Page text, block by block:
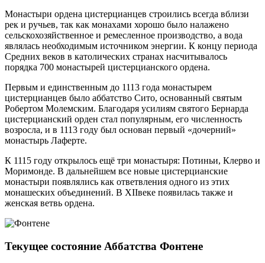
Монастыри ордена цистерцианцев строились всегда вблизи
рек и ручьев, так как монахами хорошо было налажено
сельскохозяйственное и ремесленное производство, а вода
являлась необходимым источником энергии. К концу периода
Средних веков в католических странах насчитывалось
порядка 700 монастырей цистерцианского ордена.
Первым и единственным до 1113 года монастырем
цистерцианцев было аббатство Сито, основанный святым
Робертом Молемским. Благодаря усилиям святого Бернарда
цистерцианский орден стал популярным, его численность
возросла, и в 1113 году был основан первый «дочерний»
монастырь Лаферте.
К 1115 году открылось ещё три монастыря: Потиньи, Клерво и
Моримонде. В дальнейшем все новые цистерцианские
монастыри появлялись как ответвления одного из этих
монашеских объединений. В XIIвеке появилась также и
женская ветвь ордена.
Текущее состояние Аббатства Фонтене